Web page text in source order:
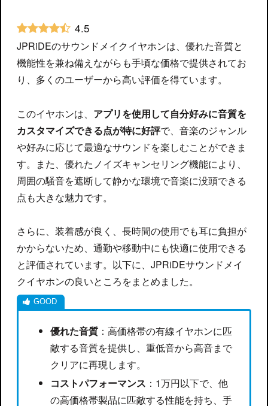
4.5
JPRiDEのサウンドメイクイヤホンは、優れた音質と
機能性を兼ね備えながらも手頃な価格で提供されてお
り、多くのユーザーから高い評価を得ています。
このイヤホンは、 アプリを使用して自分好みに音質を
カスタマイズできる点が特に好評で、音楽のジャンル
や好みに応じて最適なサウンドを楽しむことができま
す。また、優れたノイズキャンセリング機能により、
周囲の騒音を遮断して静かな環境で音楽に没頭できる
点も大きな魅力です。
さらに、装着感が良く、長時間の使用でも耳に負担が
かからないため、通勤や移動中にも快適に使用できる
と評価されています。以下に、JPRiDEサウンドメイ
クイヤホンの良いところをまとめました。
優れた音質 ：高価格帯の有線イヤホンに匹
敵する音質を提供し、重低音から高音まで
クリアに再現します。
コストパフォーマンス ：1万円以下で、他
の高価格帯製品に匹敵する性能を持ち、手